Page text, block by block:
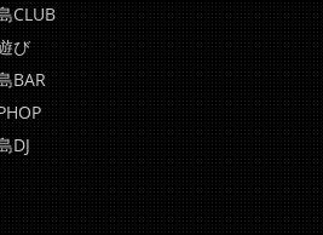
CLUB
び
BAR
DJ